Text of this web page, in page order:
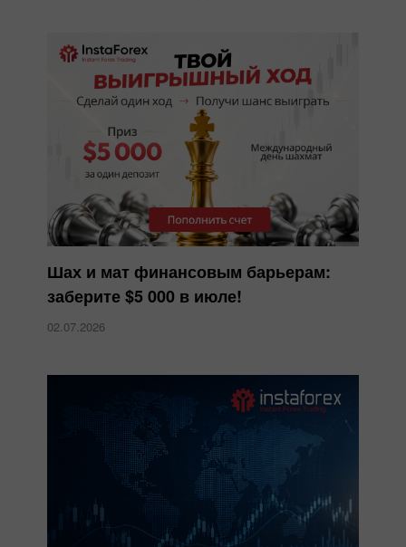
Шах и мат финансовым барьерам:
заберите $5 000 в июле!
02.07.2026